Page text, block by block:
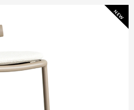
NEW